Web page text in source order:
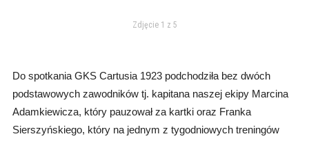
Zdjęcie 1 z 5
Do spotkania GKS Cartusia 1923 podchodziła bez dwóch
podstawowych zawodników tj. kapitana naszej ekipy Marcina
Adamkiewicza, który pauzował za kartki oraz Franka
Sierszyńskiego, który na jednym z tygodniowych treningów